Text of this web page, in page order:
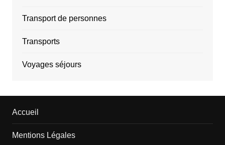
Transport de personnes
Transports
Voyages séjours
Accueil
Mentions Légales